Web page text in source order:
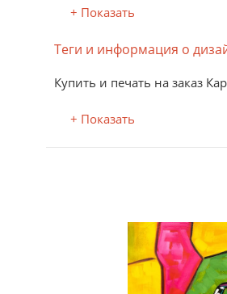
+ Показать
Теги и информация о
Купить и печать на заказ
+ Показать